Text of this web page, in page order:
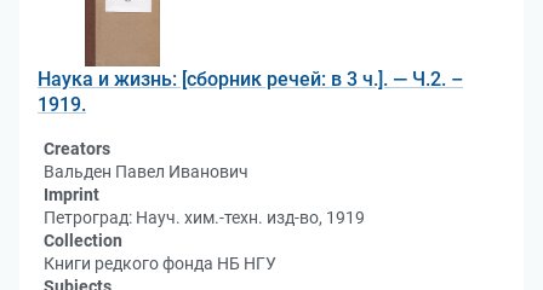
Наука и жизнь: [сборник речей: в 3 ч.]. — Ч.2. –
1919.
Creators
Вальден Павел Иванович
Imprint
Петроград: Науч. хим.-техн. изд-во, 1919
Collection
Книги редкого фонда НБ НГУ